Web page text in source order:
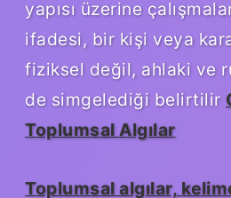
yapısı üzerine
ifadesi, bir kişi veya
fiziksel değil, ahlaki ve
de simgelediği belirtilir
Toplumsal Algılar
Toplumsal algılar,